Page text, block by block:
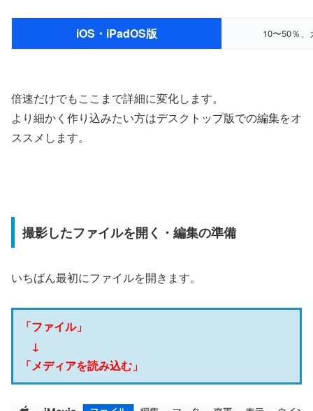
iOS・iPadOS版 10〜50％
倍速だけでもここまで詳細に変化します。
より細かく作り込みたい方はデスクトップ版での編集をオ
ススメします。
撮影したファイルを開く・編集の準備
いちばん最初にファイルを開きます。
「ファイル」
↓
「メディアを読み込む」